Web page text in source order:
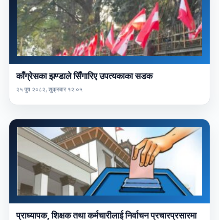
काँग्रेसका झण्डाले सिँगारिए उपत्यकाका सडक
२५ पुष २०८२, शुक्रबार १२:०५
प्राध्यापक, शिक्षक तथा कर्मचारीलाई निर्वाचन प्रचारप्रसारमा